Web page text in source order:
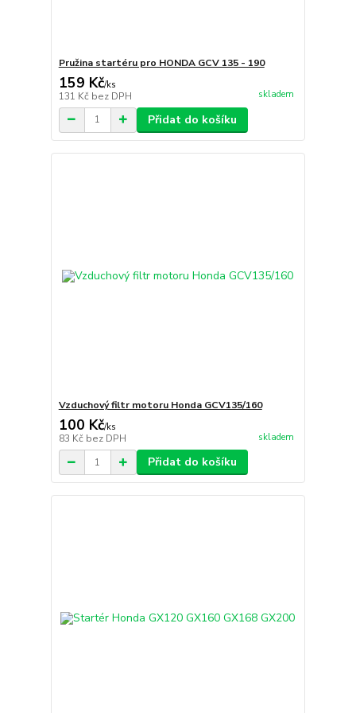
Pružina startéru pro HONDA GCV 135 - 190
159 Kč/ks
131 Kč bez DPH skladem
Přidat do košíku
Vzduchový filtr motoru Honda GCV135/160
100 Kč/ks
83 Kč bez DPH skladem
Přidat do košíku